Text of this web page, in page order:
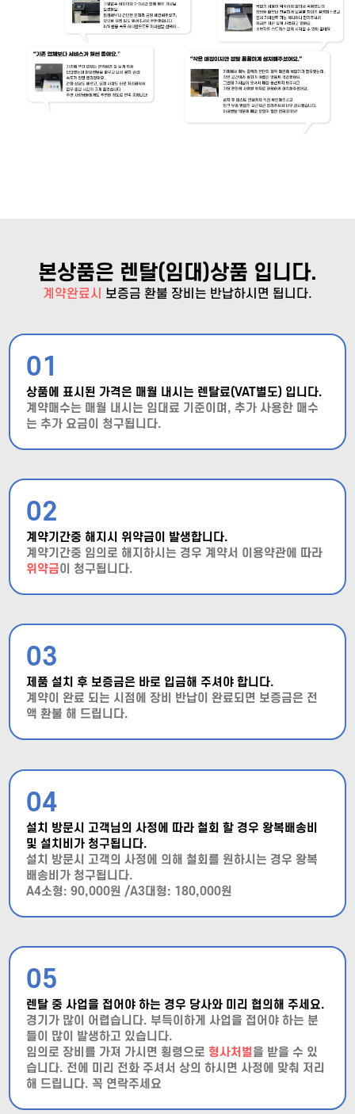
본상품은 렌탈(임대)상품 입니다.
계약완료시 보증금 환불 장비는 반납하시면 됩니다.
01
상품에 표시된 가격은 매월 내시는 렌탈료(VAT별도) 입니다.
계약매수는 매월 내시는 임대료 기준이며, 추가 사용한 매수
는 추가 요금이 청구됩니다.
02
계약기간중 해지시 위약금이 발생합니다.
계약기간중 임의로 해지하시는 경우 계약서 이용약관에 따라
위약금이 청구됩니다.
03
제품 설치 후 보증금은 바로 입금해 주셔야 합니다.
계약이 완료 되는 시점에 장비 반납이 완료되면 보증금은 전
액 환불 해 드립니다.
04
설치 방문시 고객님의 사정에 따라 철회 할 경우 왕복배송비
및 설치비가 청구됩니다.
설치 방문시 고객의 사정에 의해 철회를 원하시는 경우 왕복
배송비가 청구됩니다.
A4소형: 90,000원 /A3대형: 180,000원
05
렌탈 중 사업을 접어야 하는 경우 당사와 미리 협의해 주세요.
경기가 많이 어렵습니다. 부득이하게 사업을 접어야 하는 분
들이 많이 발생하고 있습니다.
임의로 장비를 가져 가시면 횡령으로 형사처벌을 받을 수 있
습니다. 전에 미리 전화 주셔서 상의 하시면 사정에 맞춰 저리
해 드립니다. 꼭 연락주세요